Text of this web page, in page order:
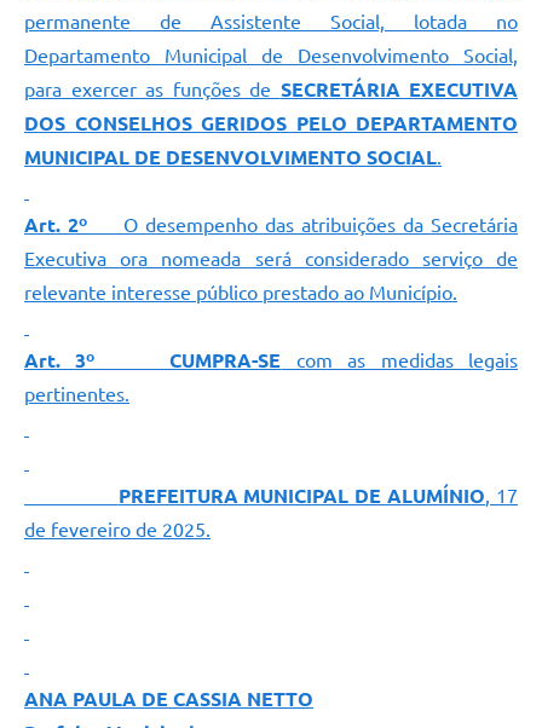
permanente de Assistente Social, lotada no
Departamento Municipal de Desenvolvimento Social,
para exercer as funções de SECRETÁRIA EXECUTIVA
DOS CONSELHOS GERIDOS PELO DEPARTAMENTO
MUNICIPAL DE DESENVOLVIMENTO SOCIAL
Art. 2º O desempenho das atribuições da Secretária
Executiva ora nomeada será considerado serviço de
relevante interesse público prestado ao Município.
Art. 3º CUMPRA-SE com as medidas legais
pertinentes.
PREFEITURA MUNICIPAL DE ALUMÍNIO , 17
de fevereiro de 2025.
ANA PAULA DE CASSIA NETTO